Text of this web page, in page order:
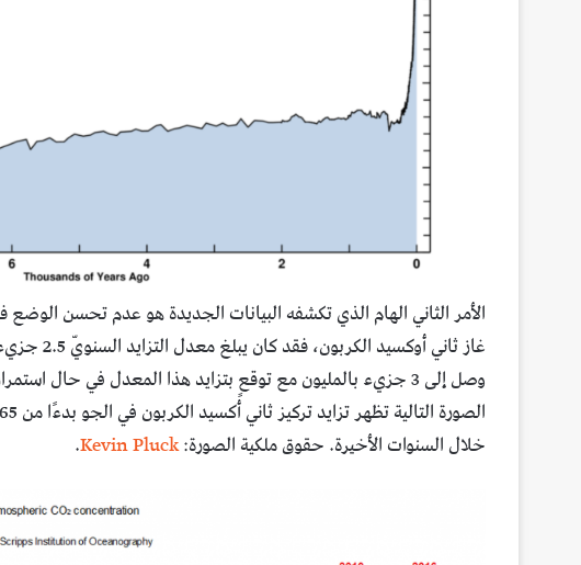
الأمر الثاني الهام الذي تكشفه البيانات الجديدة هو عدم تحسن
غاز ثاني
وصل إلى 3 جزيء بالمليون مع توقعٍ بتزايد هذا المعدل في حال
خلال السنوات الأخيرة. حقوق ملكية الصورة:Kevin Pluck
.